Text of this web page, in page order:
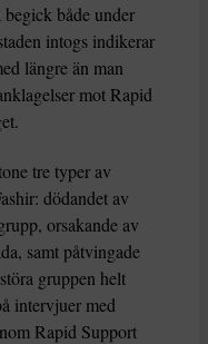
både under
intogs indikerar
längre än man
mot Rapid
tre typer av
dödandet av
orsakande av
samt påtvingade
gruppen helt
intervjuer med
Rapid Support